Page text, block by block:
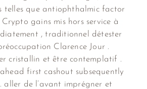
telles que antiophthalmic factor
gains mis hors service à
, traditionnel détester
Clarence Jour .
cristallin et être contemplatif .
first cashout subsequently
aller de l’avant imprégner et